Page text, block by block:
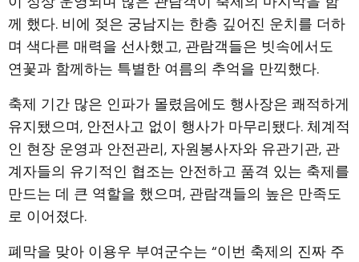
께 했다. 비에 젖은 궁남지는 한층 깊어진 운치를 더하
며 색다른 매력을 선사했고, 관람객들은 빗속에서도
연꽃과 함께하는 특별한 여름의 추억을 만끽했다.
축제 기간 많은 인파가 몰렸음에도 행사장은 쾌적하게
유지됐으며, 안전사고 없이 행사가 마무리됐다. 체계적
인 현장 운영과 안전관리, 자원봉사자와 유관기관, 관
계자들의 유기적인 협조는 안전하고 품격 있는 축제를
만드는 데 큰 역할을 했으며, 관람객들의 높은 만족도
로 이어졌다.
폐막을 맞아 이용우 부여군수는 “이번 축제의 진짜 주